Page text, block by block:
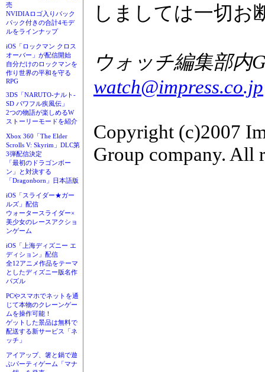
売
NVIDIAロゴ入りバック
パック付きの合計4モデ
ルをラインナップ
iOS「ロックマン クロス
オーバー」が配信開始
自分だけのロックマンを
作り世界の平和を守る
RPG
3DS「NARUTO-ナルト-
SD パワフル疾風伝」
2つの物語が楽しめるW
ストーリーモードを紹介
Xbox 360「The Elder
Scrolls V: Skyrim」DLC第
3弾配信決定
「最初のドラゴンボー
ン」と対決する
「Dragonborn」日本語版
iOS「スライダー★ガー
ルズ」配信
ウォータースライダー×
美少女のレースアクショ
ンゲーム
iOS「上海ディズニー エ
ディション」配信
全12アニメ作品をテーマ
としたディズニー版名作
パズル
PCやスマホでネットを通
じて本物のクレーンゲー
ムを操作可能！
ゲットした景品は無料で
配送する新サービス「ネ
ッチ」
アイアップ、箸と鍋で遊
ぶパーティゲーム「マナ
しましては一切お
ウォッチ編集部内
watch@impress.co.jp
Copyright (c)2007
Group company. All